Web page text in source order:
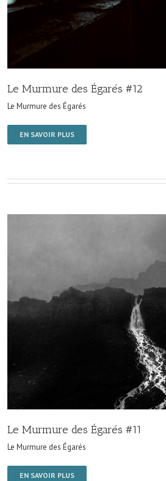
Le Murmure des Égarés #12
Le Murmure des Égarés
EN SAVOIR PLUS
Le Murmure des Égarés #11
Le Murmure des Égarés
EN SAVOIR PLUS